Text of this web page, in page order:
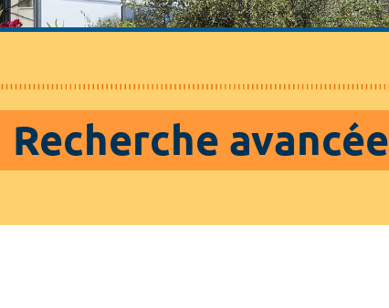
Recherche avancée